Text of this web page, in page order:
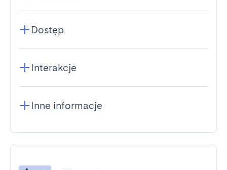
Dostęp
Interakcje
Inne informacje